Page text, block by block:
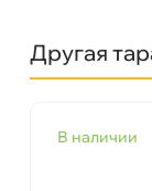
Другая
наличии
Артикул